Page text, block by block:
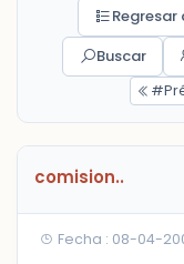
Buscar
comision..
Fecha : 08-04-